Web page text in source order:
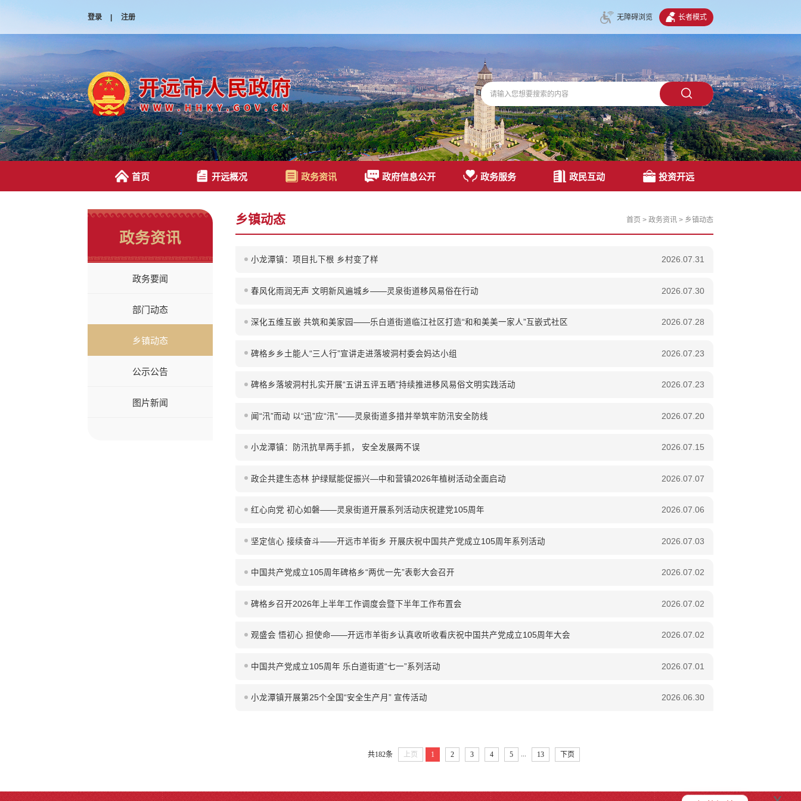
登录 | 注册 无障碍浏览 长者模式
首页 开远概况 政务资讯 政府信息公开 政务服务 政民互动 投资开远
政务资讯
政务要闻
部门动态
乡镇动态
公示公告
图片新闻
乡镇动态 首页 > 政务资讯 > 乡镇动态
小龙潭镇：项目扎下根 乡村变了样 2026.07.31
春风化雨润无声 文明新风遍城乡——灵泉街道移风易俗在行动 2026.07.30
深化五维互嵌 共筑和美家园——乐白道街道临江社区打造“和和美美一家人”互嵌式社区 2026.07.28
碑格乡乡土能人“三人行”宣讲走进落坡洞村委会妈达小组 2026.07.23
碑格乡落坡洞村扎实开展“五讲五评五晒”持续推进移风易俗文明实践活动 2026.07.23
闻“汛”而动 以“迅”应“汛”——灵泉街道多措并举筑牢防汛安全防线 2026.07.20
小龙潭镇：防汛抗旱两手抓， 安全发展两不误 2026.07.15
政企共建生态林 护绿赋能促振兴—中和营镇2026年植树活动全面启动 2026.07.07
红心向党 初心如磐——灵泉街道开展系列活动庆祝建党105周年 2026.07.06
坚定信心 接续奋斗——开远市羊街乡 开展庆祝中国共产党成立105周年系列活动 2026.07.03
中国共产党成立105周年碑格乡“两优一先”表彰大会召开 2026.07.02
碑格乡召开2026年上半年工作调度会暨下半年工作布置会 2026.07.02
观盛会 悟初心 担使命——开远市羊街乡认真收听收看庆祝中国共产党成立105周年大会 2026.07.02
中国共产党成立105周年 乐白道街道“七一”系列活动 2026.07.01
小龙潭镇开展第25个全国“安全生产月” 宣传活动 2026.06.30
共182条 上页 1 2 3 4 5 ... 13 下页